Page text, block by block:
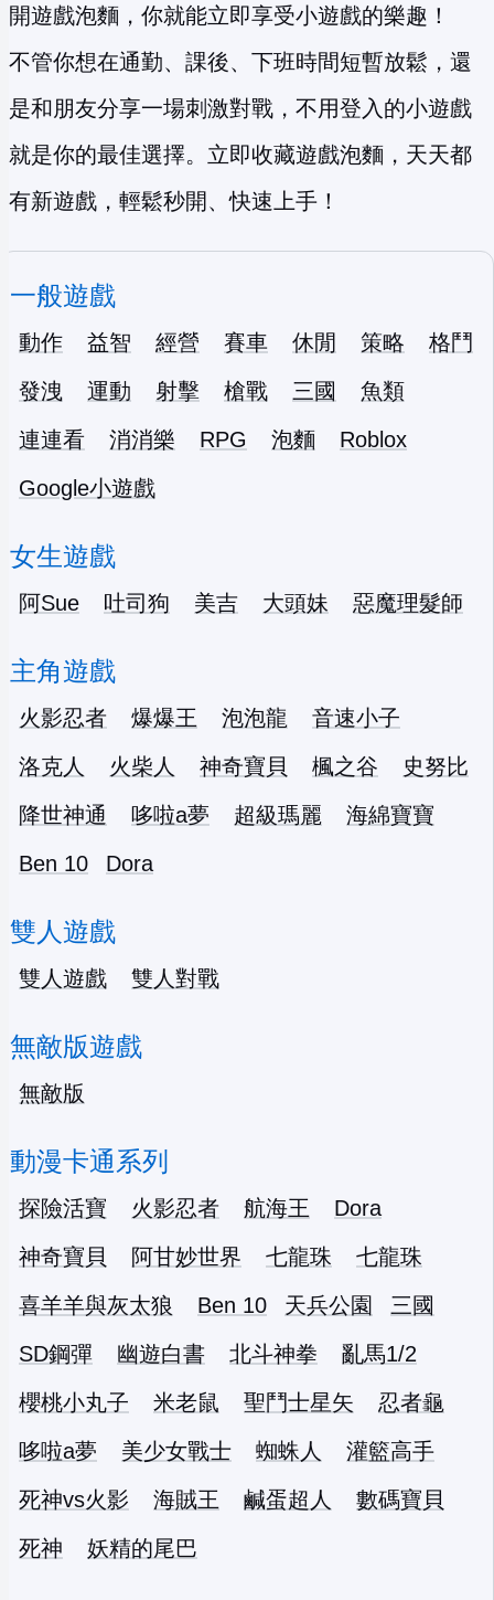
開遊戲泡麵，你就能立即享受小遊戲的樂趣！
不管你想在通勤、課後、下班時間短暫放鬆，還
是和朋友分享一場刺激對戰，不用登入的小遊戲
就是你的最佳選擇。立即收藏遊戲泡麵，天天都
有新遊戲，輕鬆秒開、快速上手！
一般遊戲
動作 益智 經營 賽車 休閒 策略
格鬥
發洩
運動 射擊 槍戰 三國
魚類
連連看
消消樂 RPG 泡麵
Roblox
Google小遊戲
女生遊戲
阿Sue 吐司狗 美吉 大頭妹 惡魔理髮師
主角遊戲
火影忍者 爆爆王 泡泡龍
音速小子
洛克人
火柴人 神奇寶貝 楓之谷
史努比
降世神通
哆啦a夢 超級瑪麗
海綿寶寶
Ben 10
Dora
雙人遊戲
雙人遊戲 雙人對戰
無敵版遊戲
無敵版
動漫卡通系列
探險活寶 火影忍者 航海王
Dora
神奇寶貝
阿甘妙世界 七龍珠
七龍珠
喜羊羊與灰太狼
Ben 10 天兵公園
三國
SD鋼彈
幽遊白書 北斗神拳
亂馬1/2
櫻桃小丸子
米老鼠 聖鬥士星矢
忍者龜
哆啦a夢
美少女戰士 蜘蛛人
灌籃高手
死神vs火影
海賊王 鹹蛋超人
數碼寶貝
死神
妖精的尾巴